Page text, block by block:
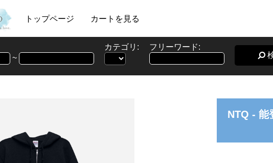
トップページ カートを見る
~
カテゴリ:
フリーワード:
NTQ - 能